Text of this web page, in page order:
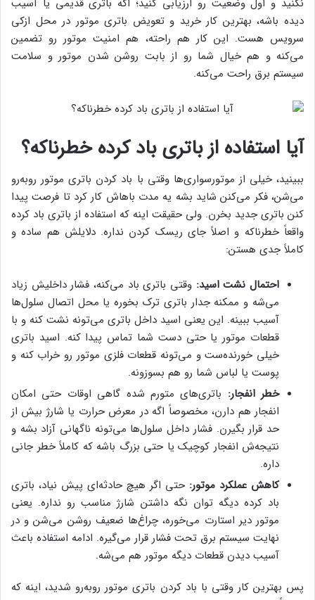
دیده باشه، بهترین کار خرید و تعویض باتری موتور در محل ازکی
سرویس هست. این کار هم راحته، هم امنیت موتور رو تضمین
می‌کنه و هم خیال شما رو از بابت روشن شدن موتور و سلامت
سیستم برق راحت می‌کنه.
آیا استفاده از باتری باد کرده خطرناکه؟
ببینید، خیلی از موتورسواری‌ها وقتی با باد کردن باتری موتور روبه‌رو
می‌شن، فکر می‌کنن شاید بشه یه مدت باهاش کار کرد تا فرصت پیدا
کنن باتری جدید بخرن. ولی حقیقت اینه که استفاده از باتری باد کرده
واقعاً خطرناکه و اصلاً جای ریسک کردن نداره. دلایلش هم ساده و
کاملاً جدی هستن:
احتمال نشت اسید: وقتی باتری باد می‌کنه، فشار داخلیش زیاد
می‌شه و ممکنه جدار باتری ترک بخوره یا محل اتصال سلول‌ها
آسیب ببینه. این یعنی اسید داخل باتری می‌تونه نشت کنه و با
قطعات موتور یا حتی دست شما تماس پیدا کنه. اسید باتری
خیلی خورنده‌ست و می‌تونه قطعات فلزی موتور رو خراب کنه و
پوست یا لباس شما رو هم بسوزونه.
خطر انفجار: باتری‌های متورم شده گاهی اوقات حتی امکان
انفجار هم دارن، مخصوصاً اگه در معرض حرارت یا شارژ بیش از
حد قرار بگیرن. فشار داخل سلول‌ها می‌تونه ناگهانی آزاد بشه و
نتیجه‌ش انفجار کوچیک یا حتی بزرگ باشه که کاملاً خطر جانی
داره.
کاهش عملکرد موتور: حتی اگر هیچ حادثه‌ای پیش نیاد، باتری
باد کرده دیگه توان نگه داشتن شارژ مناسب رو نداره. یعنی
موتور دیر استارت می‌خوره، چراغ‌ها ضعیف روشن می‌شن و در
نهایت سیستم برق تحت فشار قرار می‌گیره. ادامه استفاده باعث
آسیب دیدن قطعات دیگه موتور هم می‌شه.
پس بهترین کار وقتی با باد کردن باتری موتور روبه‌رو شدید، اینه که